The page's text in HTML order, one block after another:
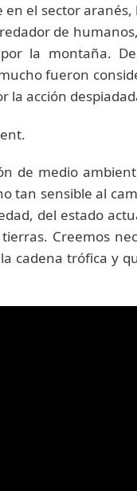
el sector aranés,
de
la montaña.
fueron
la acción
de medio
tan sensible al
del estado
Creemos
cadena trófica y